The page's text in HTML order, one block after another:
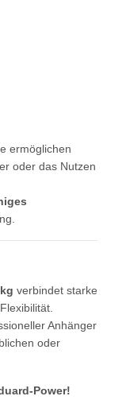
ermöglichen
oder das Nutzen
verbindet starke
Anhänger
oder
Power!